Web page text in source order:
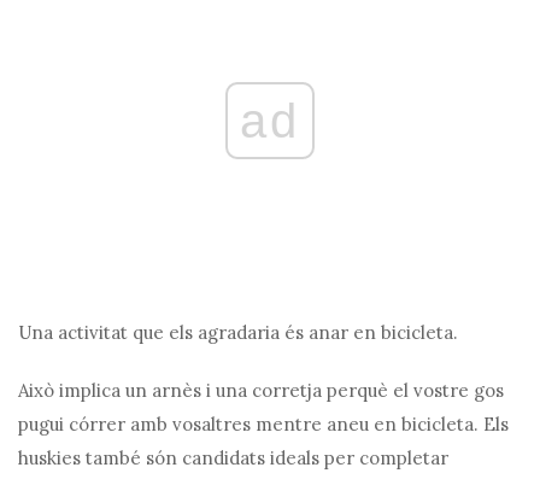
ad
Una activitat que els agradaria és anar en bicicleta.
Això implica un arnès i una corretja perquè el vostre gos
pugui córrer amb vosaltres mentre aneu en bicicleta. Els
huskies també són candidats ideals per completar